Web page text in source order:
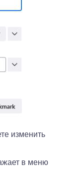
изменить
в меню